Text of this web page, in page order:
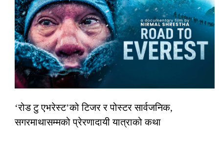
‘रोड टु एभरेस्ट’को टिजर र पोस्टर सार्वजनिक,
सगरमाथासम्मको प्रेरणादायी यात्राको कथा